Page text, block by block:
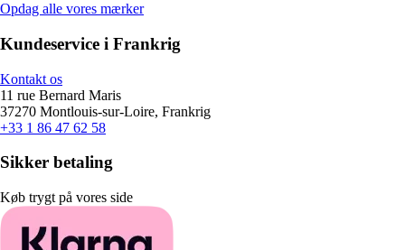
Opdag alle vores mærker
Kundeservice i Frankrig
Kontakt os
11 rue Bernard Maris
37270 Montlouis-sur-Loire, Frankrig
+33 1 86 47 62 58
Sikker betaling
Køb trygt på vores side